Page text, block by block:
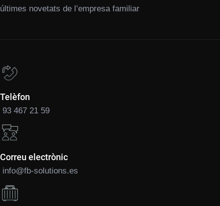
últimes novetats de l’empresa familiar
Telèfon
93 467 21 59
Correu electrònic
info@fb-solutions.es